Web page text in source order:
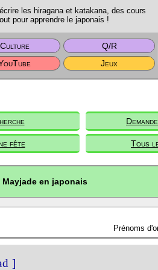
les hiragana et katakana, des cours
pour apprendre le japonais !
Culture
Q/R
Jeux
fête Tous
en japonais
Prénoms
]